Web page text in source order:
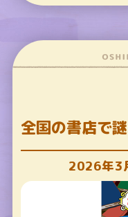
全国の書店で
2026年3